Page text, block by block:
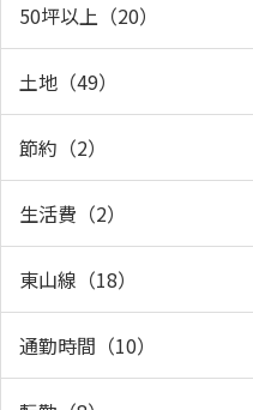
50坪以上（20）
土地（49）
節約（2）
生活費（2）
東山線（18）
通勤時間（10）